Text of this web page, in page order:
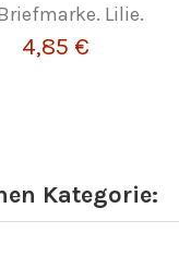
Lilie.
4,85 €
Kategorie: